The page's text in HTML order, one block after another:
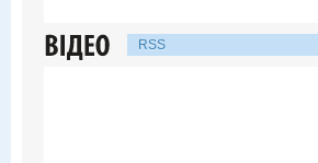
RSS